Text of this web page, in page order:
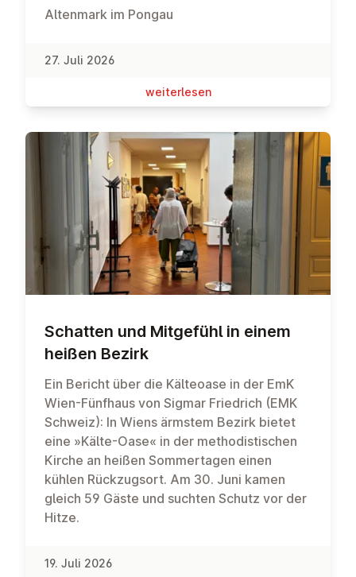
Altenmark im Pongau
27. Juli 2026
wei­ter­le­sen
Schatten und Mitgefühl in einem
heißen Bezirk
Ein Bericht über die Kälteoase in der EmK
Wien-Fünfhaus von Sigmar Friedrich (EMK
Schweiz): In Wiens ärmstem Bezirk bietet
eine »Kälte-Oase« in der methodistischen
Kirche an heißen Sommertagen einen
kühlen Rückzugsort. Am 30. Juni kamen
gleich 59 Gäste und suchten Schutz vor der
Hitze.
19. Juli 2026